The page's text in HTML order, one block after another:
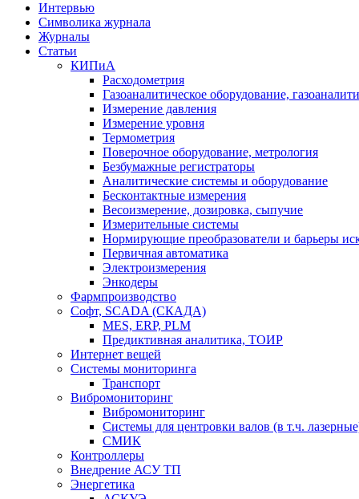
Интервью
Символика журнала
Журналы
Статьи
КИПиА
Расходометрия
Газоаналитическое оборудование,
Измерение давления
Измерение уровня
Термометрия
Поверочное оборудование, метрология
Безбумажные регистраторы
Аналитические системы и оборудование
Бесконтактные измерения
Весоизмерение, дозировка, сыпучие
Измерительные системы
Нормирующие преобразователи и барьеры
Первичная автоматика
Электроизмерения
Энкодеры
Фармпроизводство
Софт, SCADA (СКАДА)
MES, ERP, PLM
Предиктивная аналитика, ТОИР
Интернет вещей
Системы мониторинга
Транспорт
Вибромониторинг
Вибромониторинг
Системы для центровки валов (в т.ч.
СМИК
Контроллеры
Внедрение АСУ ТП
Энергетика